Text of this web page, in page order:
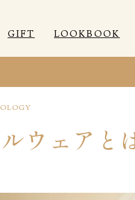
GIFT LOOKBOOK
OLOGY
ルウ ェ ア と